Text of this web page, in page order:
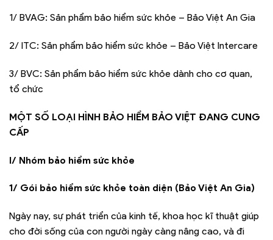
1/ BVAG: Sản phẩm bảo hiểm sức khỏe – Bảo Việt An Gia
2/ ITC: Sản phẩm bảo hiểm sức khỏe – Bảo Việt Intercare
3/ BVC: Sản phẩm bảo hiểm sức khỏe dành cho cơ quan,
tổ chức
MỘT SỐ LOẠI HÌNH BẢO HIỂM BẢO VIỆT ĐANG CUNG
CẤP
I/ Nhóm bảo hiểm sức khỏe
1/ Gói bảo hiểm sức khỏe toàn diện (Bảo Việt An Gia)
Ngày nay, sự phát triển của kinh tế, khoa học kĩ thuật giúp
cho đời sống của con người ngày càng nâng cao, và đi